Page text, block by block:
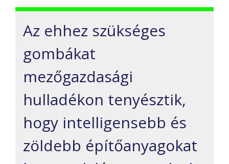
Az ehhez szükséges
gombákat
mezőgazdasági
hulladékon tenyésztik,
hogy intelligensebb és
zöldebb építőanyagokat